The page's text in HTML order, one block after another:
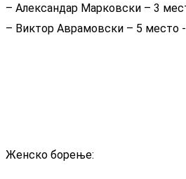
– Александар Марковски – 3
– Виктор Аврамовски – 5 место
Женско борење: